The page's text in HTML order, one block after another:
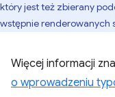
który jest też zbierany
wstępnie renderowanych
Więcej informacji
o wprowadzeniu